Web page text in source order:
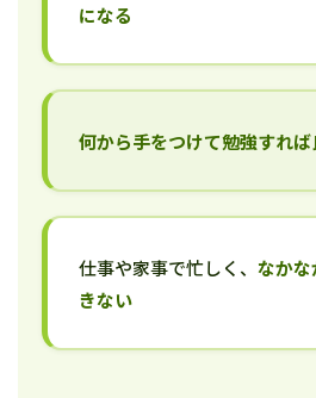
になる
何から手をつけて勉強すれ
仕事や家事で忙しく、 なか
きない